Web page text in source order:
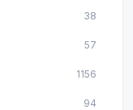
38
57
1156
94